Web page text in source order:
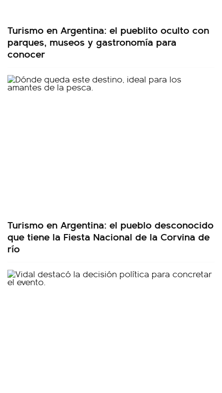
Turismo en Argentina: el pueblito oculto con
parques, museos y gastronomía para
conocer
Turismo en Argentina: el pueblo desconocido
que tiene la Fiesta Nacional de la Corvina de
río